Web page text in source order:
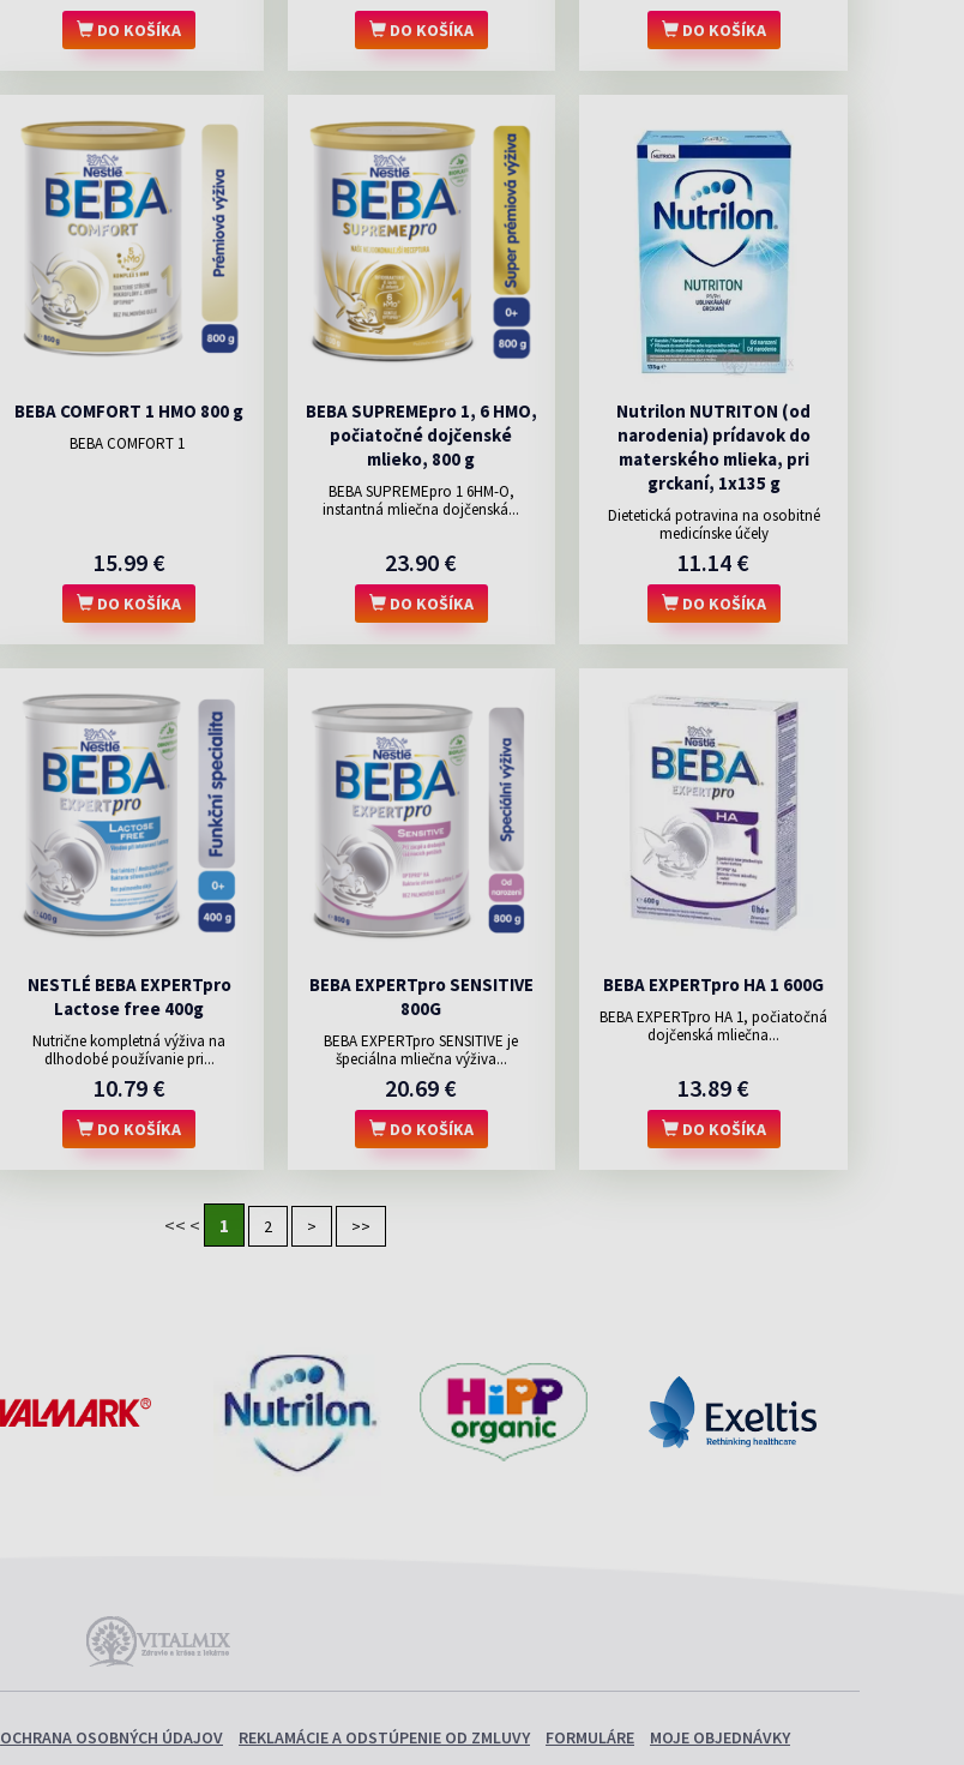
DO KOŠÍKA DO KOŠÍKA DO KOŠÍKA
BEBA COMFORT 1 HMO 800 g
BEBA COMFORT 1
15.99 €
DO KOŠÍKA
BEBA SUPREMEpro 1, 6 HMO,
počiatočné dojčenské
mlieko, 800 g
BEBA SUPREMEpro 1 6HM-O,
instantná mliečna dojčenská...
23.90 €
DO KOŠÍKA
Nutrilon NUTRITON (od
narodenia) prídavok do
materského mlieka, pri
grckaní, 1x135 g
Dietetická potravina na osobitné
medicínske účely
11.14 €
DO KOŠÍKA
NESTLÉ BEBA EXPERTpro
Lactose free 400g
Nutrične kompletná výživa na
dlhodobé používanie pri...
10.79 €
DO KOŠÍKA
BEBA EXPERTpro SENSITIVE
800G
BEBA EXPERTpro SENSITIVE je
špeciálna mliečna výživa...
20.69 €
DO KOŠÍKA
BEBA EXPERTpro HA 1 600G
BEBA EXPERTpro HA 1, počiatočná
dojčenská mliečna...
13.89 €
DO KOŠÍKA
<< < 1 2 > >>
OCHRANA OSOBNÝCH ÚDAJOV REKLAMÁCIE A ODSTÚPENIE OD ZMLUVY FORMULÁRE MOJE OBJEDNÁVKY